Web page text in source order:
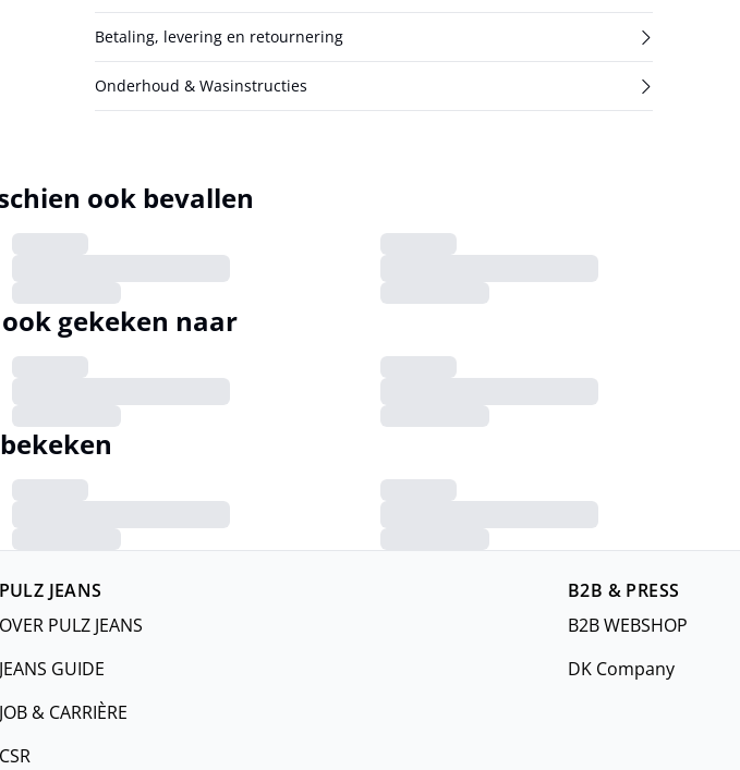
Betaling, levering en retournering
Onderhoud & Wasinstructies
ook bevallen
gekeken naar
PULZ JEANS
OVER PULZ JEANS
JEANS GUIDE
JOB & CARRIÈRE
CSR
B2B & PRESS
B2B WEBSHOP
DK Company